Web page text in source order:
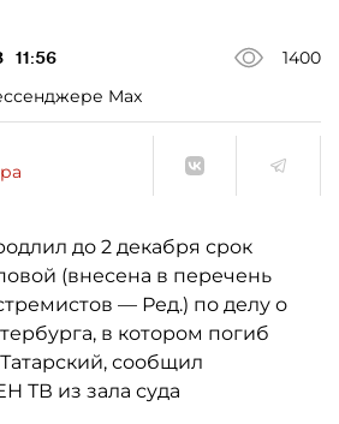
11:56
1400
Max
до 2 декабря срок
(внесена в перечень
— Ред.) по делу о
в котором погиб
сообщил
ТВ из зала суда